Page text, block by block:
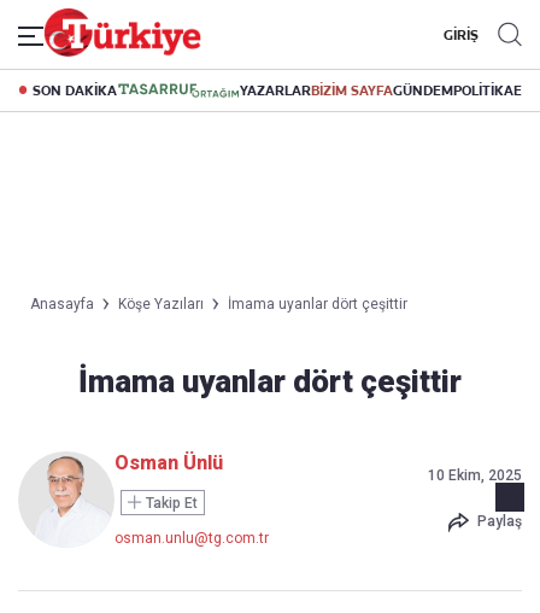
GİRİŞ
SON DAKİKA YAZARLARBİZİM SAYFAGÜNDEMPOLİTİKA
Anasayfa Köşe Yazıları İmama uyanlar dört çeşittir
İmama uyanlar dört çeşittir
Osman Ünlü
Takip Et
osman.unlu@tg.com.tr
10 Ekim, 2025
Paylaş